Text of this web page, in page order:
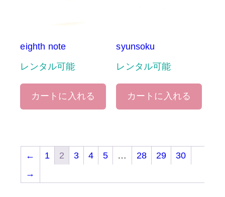
eighth note
レンタル可能
カートに入れる
syunsoku
レンタル可能
カートに入れる
← 1 2 3 4 5 … 28 29
30
→